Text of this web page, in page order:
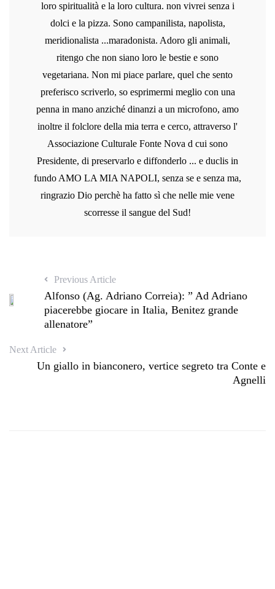
loro spiritualità e la loro cultura. non vivrei senza i
dolci e la pizza. Sono campanilista, napolista,
meridionalista ...maradonista. Adoro gli animali,
ritengo che non siano loro le bestie e sono
vegetariana. Non mi piace parlare, quel che sento
preferisco scriverlo, so esprimermi meglio con una
penna in mano anziché dinanzi a un microfono, amo
inoltre il folclore della mia terra e cerco, attraverso l'
Associazione Culturale Fonte Nova d cui sono
Presidente, di preservarlo e diffonderlo ... e duclis in
fundo AMO LA MIA NAPOLI, senza se e senza ma,
ringrazio Dio perchè ha fatto sì che nelle mie vene
scorresse il sangue del Sud!
Previous Article
Alfonso (Ag. Adriano Correia): ” Ad Adriano
piacerebbe giocare in Italia, Benitez grande
allenatore”
Next Article
Un giallo in bianconero, vertice segreto tra Conte e
Agnelli